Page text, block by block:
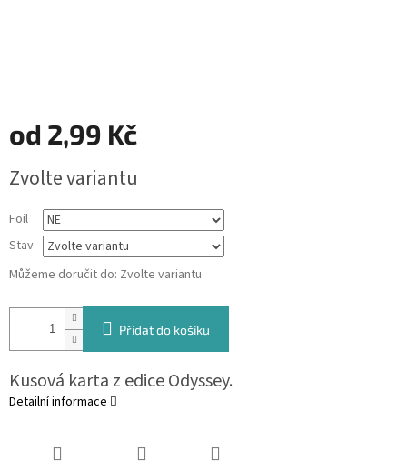
od 2,99 Kč
cena:
Zvolte variantu
Foil
Stav
Můžeme doručit do: Zvolte variantu
Přidat do košíku
Kusová karta z edice Odyssey.
Detailní informace